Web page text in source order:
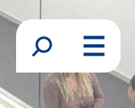
Inhalt
Suchformular
Menü